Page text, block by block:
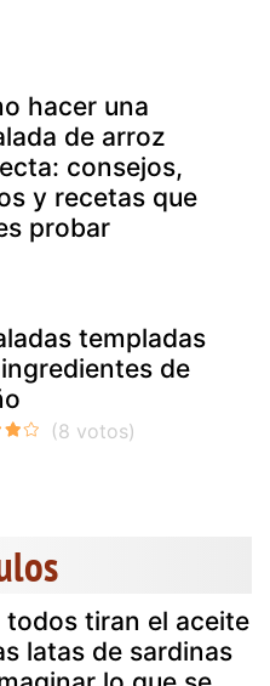
hacer una
de arroz
consejos,
y recetas que
probar
templadas
de
todos tiran el aceite
latas de sardinas